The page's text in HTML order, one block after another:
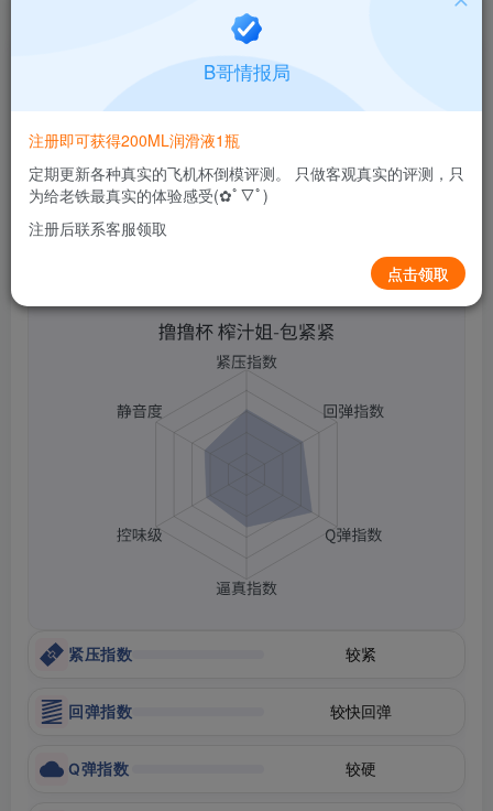
正文
国产撸撸杯榨汁姐包紧紧高刺激飞机杯测评报告
关注 私信
紧压指数 较紧
回弹指数 较快回弹
Q弹指数 较硬
B哥情报局
注册即可获得200ML润滑液1瓶
定期更新各种真实的飞机杯倒模评测。 只做客观真实的评测，只
为给老铁最真实的体验感受(✿ﾟ▽ﾟ)
注册后联系客服领取
点击领取